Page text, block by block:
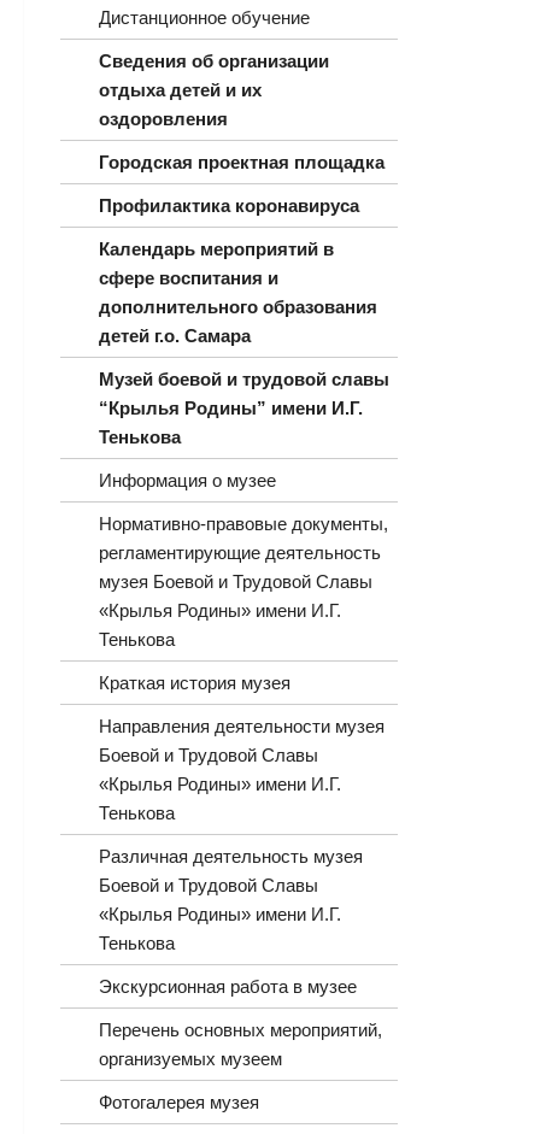
Дистанционное обучение
Сведения об организации
отдыха детей и их
оздоровления
Городская проектная площадка
Профилактика коронавируса
Календарь мероприятий в
сфере воспитания и
дополнительного образования
детей г.о. Самара
Музей боевой и трудовой славы
“Крылья Родины” имени И.Г.
Тенькова
Информация о музее
Нормативно-правовые документы,
регламентирующие деятельность
музея Боевой и Трудовой Славы
«Крылья Родины» имени И.Г.
Тенькова
Краткая история музея
Направления деятельности музея
Боевой и Трудовой Славы
«Крылья Родины» имени И.Г.
Тенькова
Различная деятельность музея
Боевой и Трудовой Славы
«Крылья Родины» имени И.Г.
Тенькова
Экскурсионная работа в музее
Перечень основных мероприятий,
организуемых музеем
Фотогалерея музея